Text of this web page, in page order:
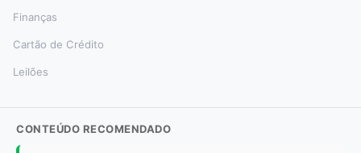
Finanças
Cartão de Crédito
Leilões
CONTEÚDO RECOMENDADO